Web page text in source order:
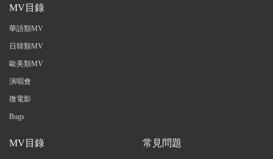
MV目錄
華語類MV
日韓類MV
歐美類MV
演唱會
微電影
Bugs
MV目錄 常見問題